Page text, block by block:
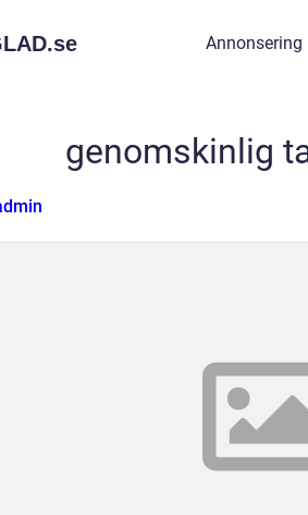
se Annonsering
genomskinlig